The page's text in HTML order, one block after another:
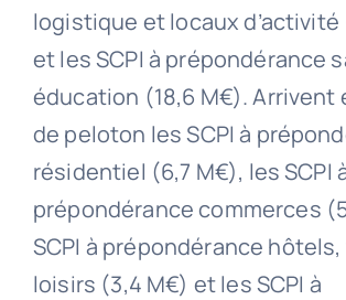
logistique et locaux d’activité
et les SCPI à prépondérance
éducation (18,6 M€). Arrivent
de peloton les SCPI à
résidentiel (6,7 M€), les SCPI
prépondérance commerces
SCPI à prépondérance
loisirs (3,4 M€) et les SCPI à